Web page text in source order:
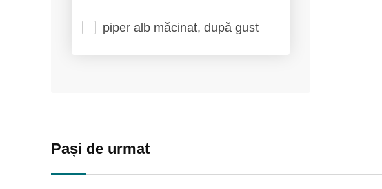
piper alb măcinat, după gust
Pași de urmat